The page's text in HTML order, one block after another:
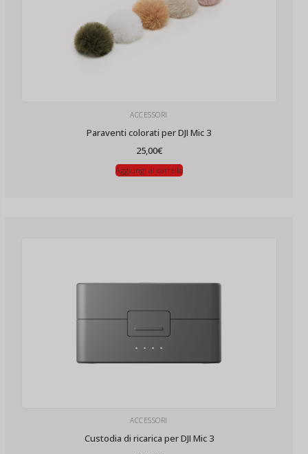
ACCESSORI
Paraventi colorati per DJI Mic 3
25,00€
Aggiungi al carrello
ACCESSORI
Custodia di ricarica per DJI Mic 3